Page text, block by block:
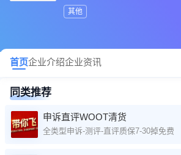
其他
首页企业介绍企业资讯
同类推荐
申诉直评WOOT清货
全类型申诉-测评-直评质保7-30掉免费